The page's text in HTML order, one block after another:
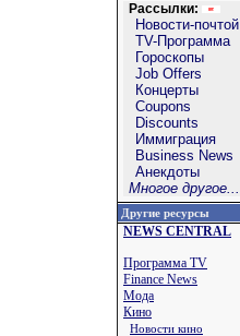
Рассылки:
Новости-почтой
TV-Программа
Гороскопы
Job Offers
Концерты
Coupons
Discounts
Иммиграция
Business News
Анекдоты
Многое другое...
Другие ресурсы
NEWS CENTRAL
Программа TV
Finance News
Мода
Кино
Новости кино